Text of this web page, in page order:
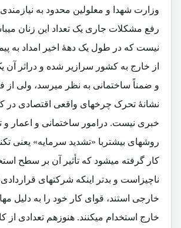
وزارت شهدا و معلولین محدود به
رفع مشکلات جاری یک تعداد این زنان
نیست که در طول یک دهۀ اخیر امداد به
از خارج به کشور سرازیر شده و دراثر آن
و ضمناً ساختمانی به نظر میرسد، ولی از
نشانۀ تحرک چرخهای واقعی اقتصادی در
خبری نیست. درامور ساختمانی و اعمار و
روشهای بیشتربا «تشدید سرمایه» یعنی
کار گرفته میشود که تأثیر آن بر سطح
ناچیزاست و بدتر اینکه شرکتهای
خارجی استند، قوای کار خود را به دلیل
خارج استخدام میکنند. هنوزهم تعدادی از